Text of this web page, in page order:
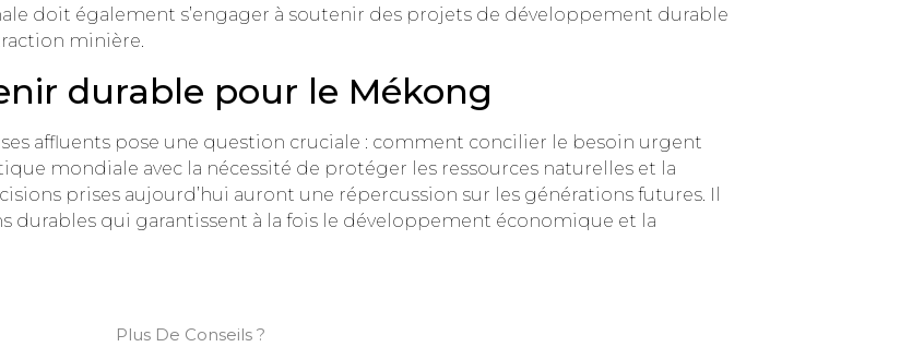
doit également s’engager à soutenir des projets de développement durable
minière.
durable pour le Mékong
affluents pose une question cruciale : comment concilier le besoin urgent
mondiale avec la nécessité de protéger les ressources naturelles et la
prises aujourd’hui auront une répercussion sur les générations futures. Il
durables qui garantissent à la fois le développement économique et la
Plus De Conseils ?